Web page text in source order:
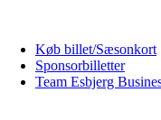
Køb billet/Sæsonkort
Sponsorbilletter
Team Esbjerg